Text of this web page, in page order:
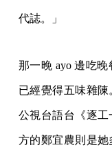
代誌。」
那一晚 ayo 邊吃
已經覺得五味雜
公視台語台《逐
方的鄭宜農則是